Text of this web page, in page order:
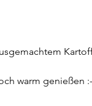
warm genießen